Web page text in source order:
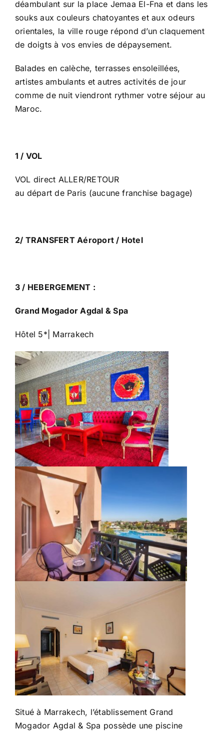
déambulant sur la place Jemaa El-Fna et dans les
souks aux couleurs chatoyantes et aux odeurs
orientales, la ville rouge répond d’un claquement
de doigts à vos envies de dépaysement.
Balades en calèche, terrasses ensoleillées,
artistes ambulants et autres activités de jour
comme de nuit viendront rythmer votre séjour au
Maroc.
1 / VOL
VOL direct ALLER/RETOUR
au départ de Paris (aucune franchise bagage)
2/ TRANSFERT Aéroport / Hotel
3 / HEBERGEMENT :
Grand Mogador Agdal & Spa
Hôtel 5*| Marrakech
Situé à Marrakech, l’établissement Grand
Mogador Agdal & Spa possède une piscine